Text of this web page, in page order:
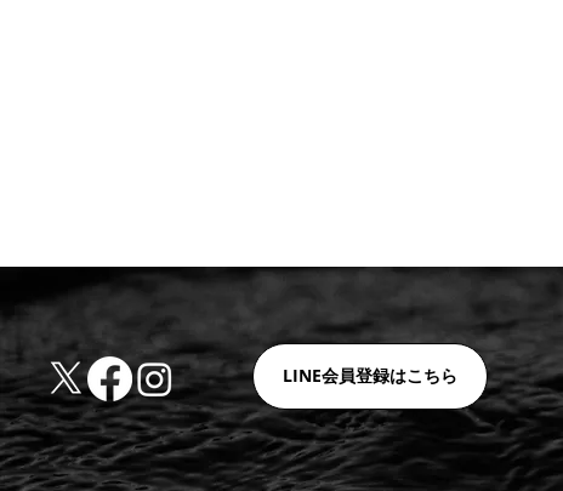
LINE会員登録はこちら